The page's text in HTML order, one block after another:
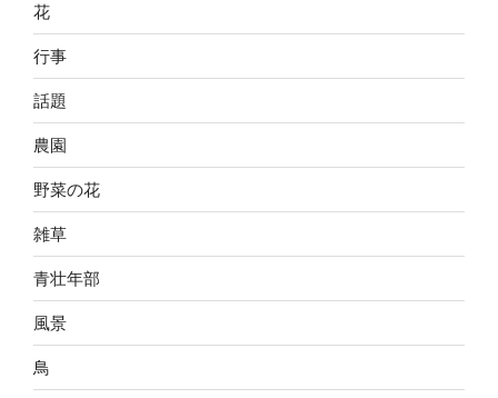
花
行事
話題
農園
野菜の花
雑草
青壮年部
風景
鳥